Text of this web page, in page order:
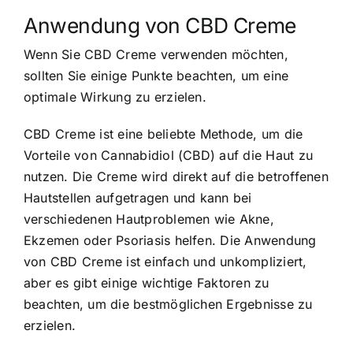
Anwendung von CBD Creme
Wenn Sie CBD Creme verwenden möchten,
sollten Sie einige Punkte beachten, um eine
optimale Wirkung zu erzielen.
CBD Creme ist eine beliebte Methode, um die
Vorteile von Cannabidiol (CBD) auf die Haut zu
nutzen. Die Creme wird direkt auf die betroffenen
Hautstellen aufgetragen und kann bei
verschiedenen Hautproblemen wie Akne,
Ekzemen oder Psoriasis helfen. Die Anwendung
von CBD Creme ist einfach und unkompliziert,
aber es gibt einige wichtige Faktoren zu
beachten, um die bestmöglichen Ergebnisse zu
erzielen.